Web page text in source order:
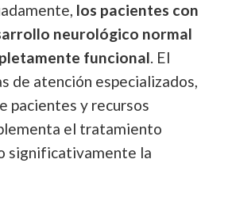
los pacientes con
neurológico normal
funcional. El
de atención especializados,
pacientes y recursos
el tratamiento
significativamente la